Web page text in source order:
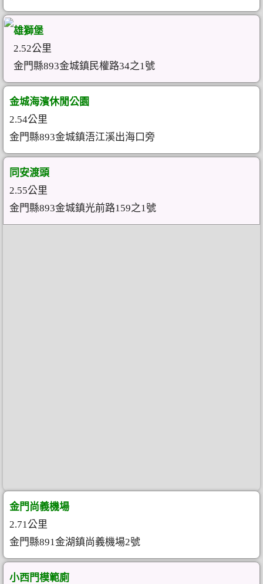
雄獅堡
2.52公里
金門縣893金城鎮民權路34之1號
金城海濱休閒公園
2.54公里
金門縣893金城鎮浯江溪出海口旁
同安渡頭
2.55公里
金門縣893金城鎮光前路159之1號
金門尚義機場
2.71公里
金門縣891金湖鎮尚義機場2號
小西門模範廁